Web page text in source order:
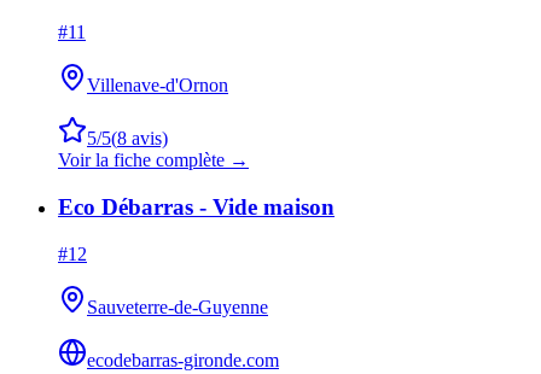
#11
Villenave-d'Ornon
5/5(8 avis)
Voir la fiche complète →
Eco Débarras - Vide maison
#12
Sauveterre-de-Guyenne
ecodebarras-gironde.com